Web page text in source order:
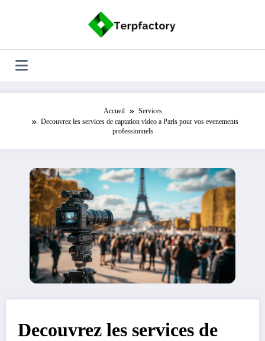
Accueil
Services
Decouvrez les services de captation video a Paris pour vos evenements
professionnels
Decouvrez les services de